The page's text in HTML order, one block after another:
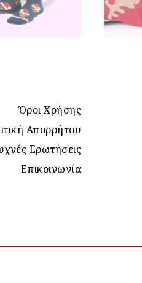
Όροι Χρήσης
Απορρήτου
Ερωτήσεις
Επικοινωνία